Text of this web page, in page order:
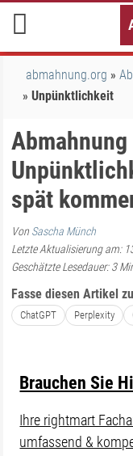
Inhalt
springen
abmahnung.org
Unpünktlichkeit
Abmahnung
spät
Von Sascha Münch
Letzte Aktualisierung am:
Geschätzte Lesedauer: 3
Fasse diesen Artikel
ChatGPT Perplexity
Brauchen Sie
Ihre rightmart
umfassend &